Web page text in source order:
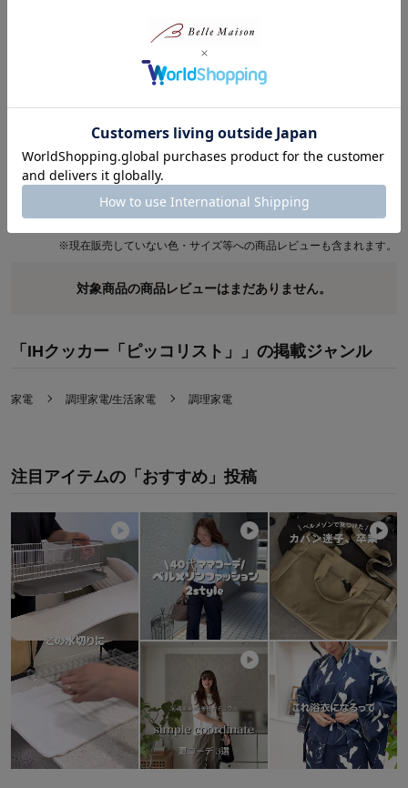
●料理の幅が広がる6段階の加熱調理
●ひとり使いやアウトドアなど様々な場面で活躍します
●汚れをサッと拭きとれるガラス製のトッププレート
商品レビュー
最新レビュー
※現在販売していない色・サイズ等への商品レビューも含まれます。
対象商品の商品レビューはまだありません。
「IHクッカー「ピッコリスト」」の掲載ジャンル
家電 調理家電/生活家電 調理家電
注目アイテムの「おすすめ」投稿